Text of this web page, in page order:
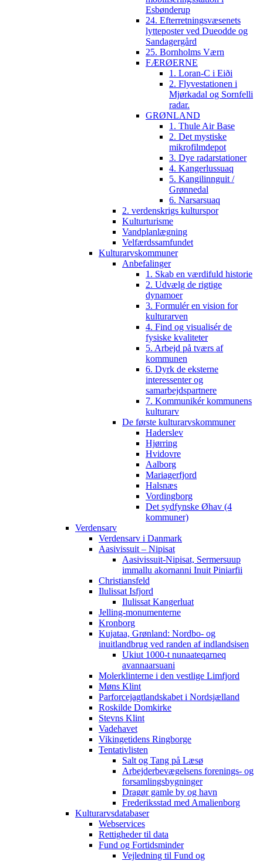
Esbønderup
24. Efterretningsvæsenets
lytteposter ved Dueodde og
Sandagergård
25. Bornholms Værn
FÆRØERNE
1. Loran-C i Eiði
2. Flyvestationen i
Mjørkadal og Sornfelli
radar.
GRØNLAND
1. Thule Air Base
2. Det mystiske
mikrofilmdepot
3. Dye radarstationer
4. Kangerlussuaq
5. Kangilinnguit /
Grønnedal
6. Narsarsuaq
2. verdenskrigs kulturspor
Kulturturisme
Vandplanlægning
Velfærdssamfundet
Kulturarvskommuner
Anbefalinger
1. Skab en værdifuld historie
2. Udvælg de rigtige
dynamoer
3. Formulér en vision for
kulturarven
4. Find og visualisér de
fysiske kvaliteter
5. Arbejd på tværs af
kommunen
6. Dyrk de eksterne
interessenter og
samarbejdspartnere
7. Kommunikér kommunens
kulturarv
De første kulturarvskommuner
Haderslev
Hjørring
Hvidovre
Aalborg
Mariagerfjord
Halsnæs
Vordingborg
Det sydfynske Øhav (4
kommuner)
Verdensarv
Verdensarv i Danmark
Aasivissuit – Nipisat
Aasivissuit-Nipisat, Sermersuup
immallu akornanni Inuit Piniarfii
Christiansfeld
Ilulissat Isfjord
Ilulissat Kangerluat
Jelling-monumenterne
Kronborg
Kujataa, Grønland: Nordbo- og
inuitlandbrug ved randen af indlandsisen
Ukiut 1000-t nunaateqarneq
avannaarsuani
Molerklinterne i den vestlige Limfjord
Møns Klint
Parforcejagtlandskabet i Nordsjælland
Roskilde Domkirke
Stevns Klint
Vadehavet
Vikingetidens Ringborge
Tentativlisten
Salt og Tang på Læsø
Arbejderbevægelsens forenings- og
forsamlingsbygninger
Dragør gamle by og havn
Frederiksstad med Amalienborg
Kulturarvsdatabaser
Webservices
Rettigheder til data
Fund og Fortidsminder
Vejledning til Fund og